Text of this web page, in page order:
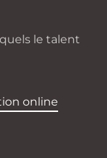
le talent
online